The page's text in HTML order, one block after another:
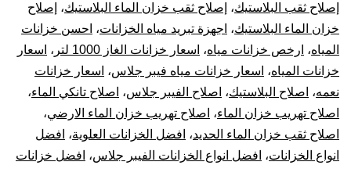
إصلاح ثقب البلاستيك، إصلاح ثقب خزان الماء البلاستيك، إصلاح
خزان الماء البلاستيك، اجهزة تبريد مياه الخزانات، احسن خزانات
المياه، ارخص خزانات مياه، اسعار خزانات الغاز 1000 لتر ، اسعار
خزانات المياه، اسعار خزانات مياه فيبر جلاس، اسعار خزانات
نعمه، اصلاح البلاستيك، اصلاح الفيبر جلاس، اصلاح تانكي الماء،
اصلاح تهريب خزان الماء، اصلاح تهريب خزان الماء الارضي،
اصلاح ثقب خزان الماء الحديد، افضل الخزانات العلوية، افضل
انواع الخزانات، افضل انواع الخزانات الفيبر جلاس، افضل خزانات